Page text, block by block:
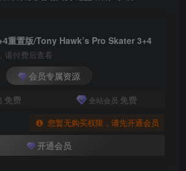
重置版/Tony Hawk’s Pro Skater 3+4
请付费后查看
会员专属资源
免费 全站会员 免费
您暂无购买权限，请先开通会员
开通会员